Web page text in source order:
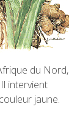
du Nord,
intervient
jaune.